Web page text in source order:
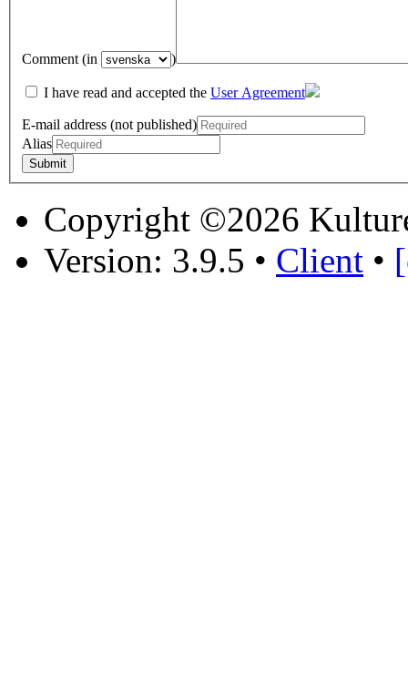
Comment (in )
I have read and accepted the User Agreement
E-mail address (not published)
Alias
Copyright ©2026
Version: 3.9.5 • Client •